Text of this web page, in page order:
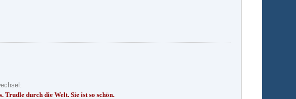
Trudle durch die Welt. Sie ist so schön.